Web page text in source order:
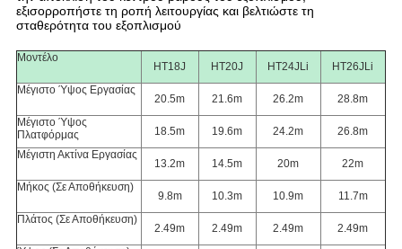
εξισορροπήστε τη ροπή λειτουργίας και βελτιώστε τη
σταθερότητα του εξοπλισμού
Μοντέλο
HT18J HT20J HT24JLi
HT26JLi
Μέγιστο Ύψος Εργασίας
20.5m 21.6m 26.2m
28.8m
Μέγιστο Ύψος
Πλατφόρμας
18.5m 19.6m 24.2m
26.8m
Μέγιστη Ακτίνα Εργασίας
13.2m 14.5m 20m
22m
Μήκος (Σε Αποθήκευση)
9.8m 10.3m 10.9m
11.7m
Πλάτος (Σε Αποθήκευση)
2.49m 2.49m 2.49m
2.49m